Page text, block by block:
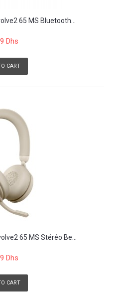
65 MS Bluetooth...
Dhs
CART
65 MS Stéréo Be...
Dhs
CART